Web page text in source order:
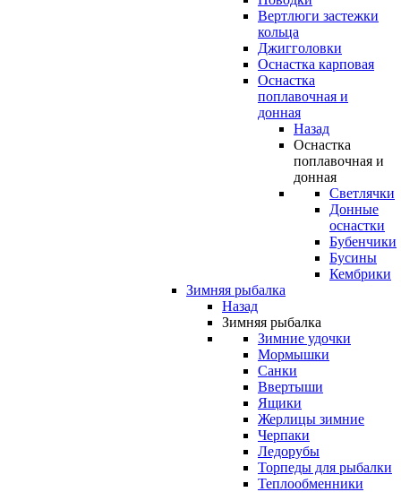
Вертлюги застежки
кольца
Джигголовки
Оснастка карповая
Оснастка
поплавочная и
донная
Назад
Оснастка
поплавочная и
донная
Светлячки
Донные
оснастки
Бубенчики
Бусины
Кембрики
Зимняя рыбалка
Назад
Зимняя рыбалка
Зимние удочки
Мормышки
Санки
Ввертыши
Ящики
Жерлицы зимние
Черпаки
Ледорубы
Торпеды для рыбалки
Теплообменники